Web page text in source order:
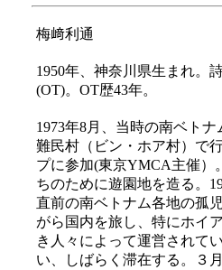
梅﨑利通
1950年、神奈川県生まれ。
(OT)。OT歴43年。
1973年8月、当時の南ベト
難民村（ビン・ホア村）で
プに参加(東京YMCA主催）
ちのために遊園地を造る。
直前の南ベトナム各地の孤
がら国内を旅し、特にホイ
き人々によって運営されて
い、しばらく滞在する。３